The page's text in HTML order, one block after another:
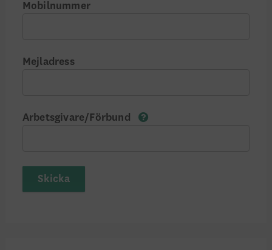
Mobilnummer
Mejladress
Arbetsgivare/Förbund
Skicka